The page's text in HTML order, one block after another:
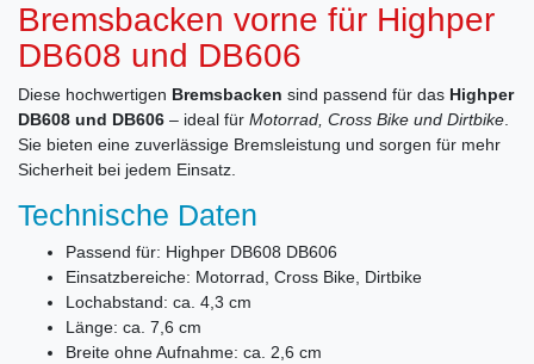
Bremsbacken vorne für Highper
DB608 und DB606
Diese hochwertigen Bremsbacken sind passend für das Highper
DB608 und DB606 – ideal für Motorrad, Cross Bike und Dirtbike.
Sie bieten eine zuverlässige Bremsleistung und sorgen für mehr
Sicherheit bei jedem Einsatz.
Technische Daten
Passend für: Highper DB608 DB606
Einsatzbereiche: Motorrad, Cross Bike, Dirtbike
Lochabstand: ca. 4,3 cm
Länge: ca. 7,6 cm
Breite ohne Aufnahme: ca. 2,6 cm